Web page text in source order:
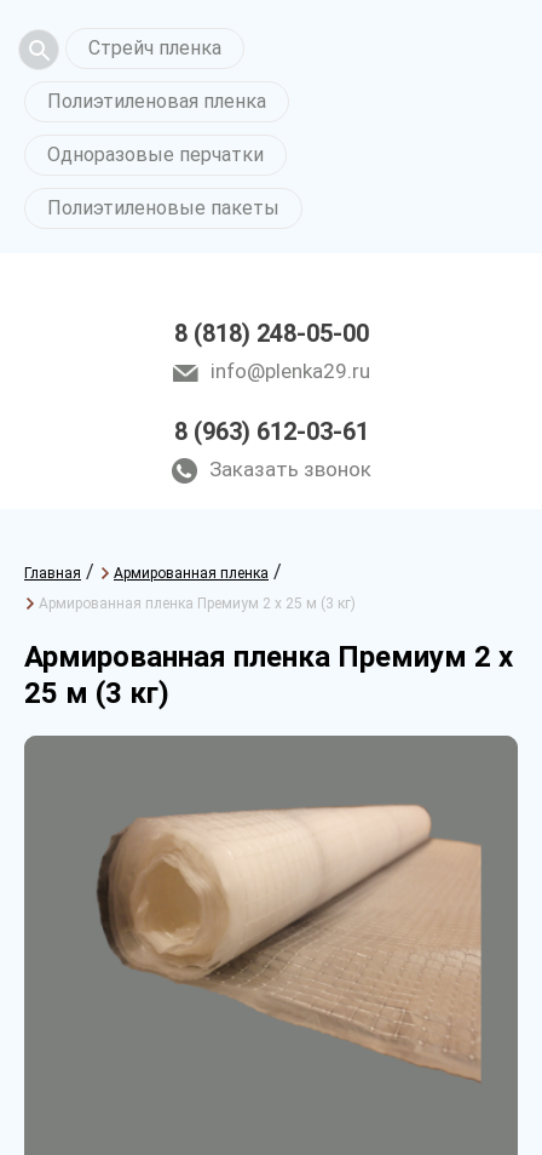
Стрейч пленка
Полиэтиленовая пленка
Одноразовые перчатки
Полиэтиленовые пакеты
8 (818) 248-05-00
info@plenka29.ru
8 (963) 612-03-61
Заказать звонок
Главная / Армированная пленка /
Армированная пленка Премиум 2 х 25 м (3 кг)
Армированная пленка Премиум 2 х
25 м (3 кг)